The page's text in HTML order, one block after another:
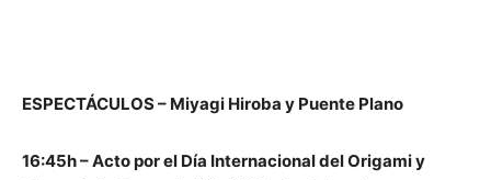
ESPECTÁCULOS – Miyagi Hiroba y Puente Plano
16:45h – Acto por el Día Internacional del Origami y